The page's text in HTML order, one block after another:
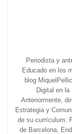
Periodista y
Educado en los
blog
Digital en la
Anteriormente,
Estrategia y
de su currículum:
de Barcelona,